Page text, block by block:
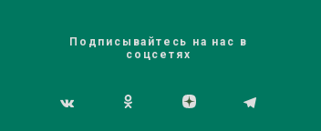
Подписывайтесь на нас в
соцсетях